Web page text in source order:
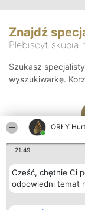
ORŁY
21:49
Cześć, chętnie Ci
odpowiedni temat
Znajdź
Plebiscyt skupia
Szukasz
wyszukiwarkę.
Organizator